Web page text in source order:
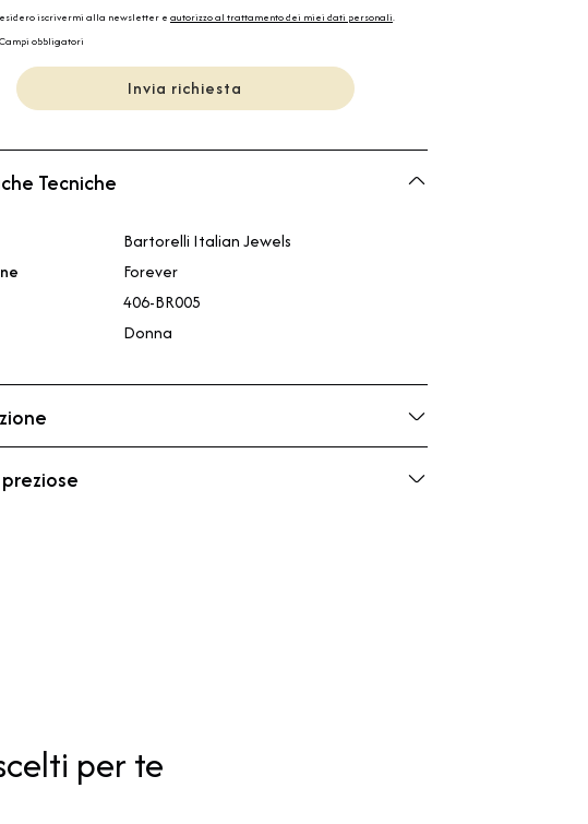
iscrivermi alla newsletter e autorizzo al trattamento dei miei dati personali.
obbligatori
Invia richiesta
Tecniche
Bartorelli Italian Jewels
Forever
406-BR005
Donna
per te